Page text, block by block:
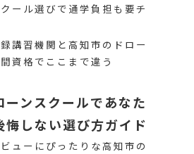
ール選びで通学負担も要チ
講習機関と高知市のドロー
資格でここまで違う
ーンスクールであなた
悔しない選び方ガイド
ューにぴったりな高知市の